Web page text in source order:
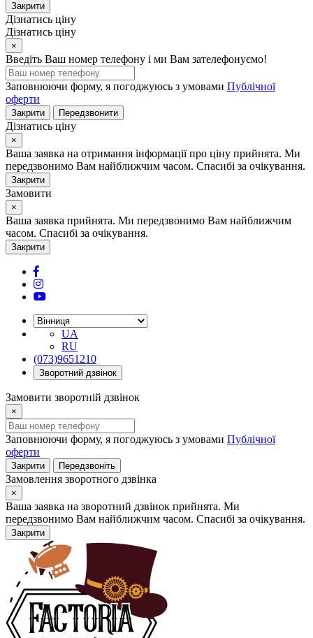
Закрити
Дізнатись ціну
Дізнатись ціну
×
Введіть Ваш номер телефону і ми Вам зателефонуємо!
Заповнюючи форму, я погоджуюсь з умовами Публічної
оферти
Закрити Передзвонити
Дізнатись ціну
×
Ваша заявка на отримання інформації про ціну прийнята. Ми
передзвонимо Вам найближчим часом. Спасибі за очікування.
Закрити
Замовити
×
Ваша заявка прийнята. Ми передзвонимо Вам найближчим
часом. Спасибі за очікування.
Закрити
UA
RU
(073)9651210
Зворотний дзвінок
Замовити зворотній дзвінок
×
Заповнюючи форму, я погоджуюсь з умовами Публічної
оферти
Закрити Передзвоніть
Замовлення зворотного дзвінка
×
Ваша заявка на зворотний дзвінок прийнята. Ми
передзвонимо Вам найближчим часом. Спасибі за очікування.
Закрити